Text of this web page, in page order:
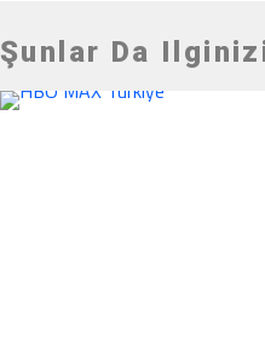
Şunlar Da